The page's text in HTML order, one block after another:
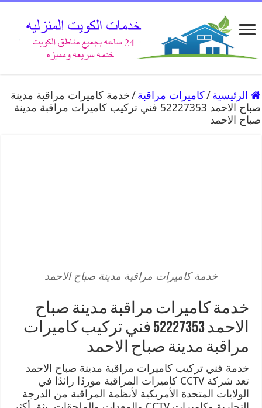
الرئيسية /كاميرات مراقبة /خدمة كاميرات مراقبة مدينة
صباح الاحمد 52227353 فني تركيب كاميرات مراقبة مدينة
صباح الاحمد
خدمة كاميرات مراقبة مدينة صباح الاحمد
خدمة كاميرات مراقبة مدينة صباح
الاحمد 52227353 فني تركيب كاميرات
مراقبة مدينة صباح الاحمد
خدمة فني تركيب كاميرات مراقبة مدينة صباح الاحمد
تعد شركة CCTV كاميرات المراقبة موردًا رائدًا في
الولايات المتحدة الأمريكية لأنظمة المراقبة من الدرجة